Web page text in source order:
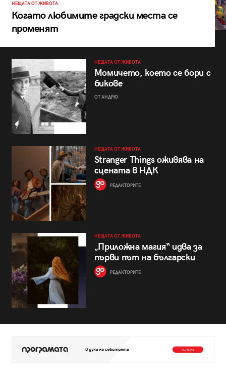
НЕЩАТА ОТ ЖИВОТА
Когато любимите градски места се
променят
НЕЩАТА ОТ ЖИВОТА
Момичето, което се бори с
бикове
ОТ АНДРЮ
НЕЩАТА ОТ ЖИВОТА
Stranger Things оживява на
сцената в НДК
РЕДАКТОРИТЕ
НЕЩАТА ОТ ЖИВОТА
„Приложна магия“ идва за
първи път на български
РЕДАКТОРИТЕ